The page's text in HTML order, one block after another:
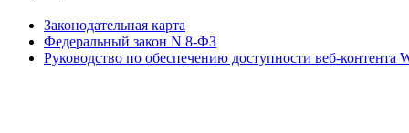
Законодательная карта
Федеральный закон N 8-ФЗ
Руководство по обеспечению доступности веб-контента